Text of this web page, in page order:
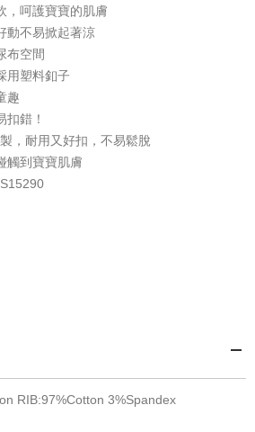
，呵護寶寶的肌膚
動不易掀起著涼
布空間
用塑料釦子
趣
扣錯！
，耐用又好扣，不易鬆脫
觸到寶寶肌膚
RIB:97%Cotton 3%Spandex